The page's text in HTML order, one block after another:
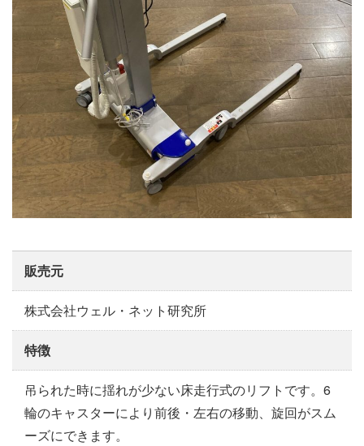
販売元
株式会社ウェル・ネット研究所
特徴
吊られた時に揺れが少ない床走行式のリフトです。6
輪のキャスターにより前後・左右の移動、旋回がスム
ーズにできます。